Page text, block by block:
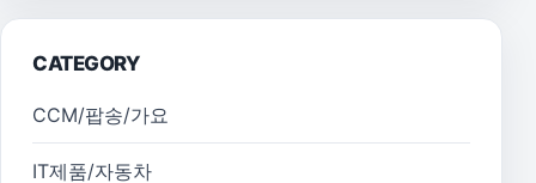
CATEGORY
CCM/팝송/가요
IT제품/자동차